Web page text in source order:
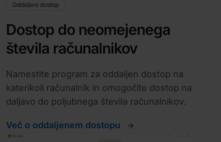
Oddaljeni dostop
Dostop do neomejenega
števila računalnikov
Namestite program za oddaljen dostop na
katerikoli računalnik in omogočite dostop na
daljavo do poljubnega števila računalnikov.
Več o oddaljenem dostopu